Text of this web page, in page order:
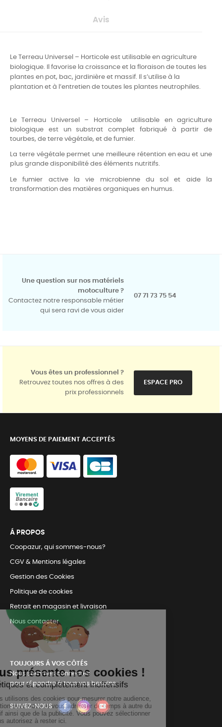
Avis
Le Terreau Universel – Horticole est utilisable en agriculture
biologique. Il favorise la croissance et la floraison de toutes les
plantes en pot, bac, jardinière et massif. Il s’utilise à la
plantation et à l’entretien de toutes les plantes neutrophiles.
Le Terreau Universel – Horticole utilisable en agriculture
biologique est un substrat complet fabriqué à partir de
tourbes, de terre végétale, et de fumier.
La terre végétale permet une meilleure rétention en eau et une
plus grande disponibilité des éléments nutritifs.
Le fumier active la vie microbienne du sol et aide la
transformation des matières organiques en humus.
Une question sur nos matériels
motoculture ?
Contactez notre responsable métier
qui sera ravi de vous aider
07 71 73 75 54
Vous êtes un professionnel ?
Retrouvez toutes nos offres à des
prix professionnels
ESPACE PRO
MOYENS DE PAIEMENT ACCEPTÉS
Á PROPOS
Coopazur, qui sommes-nous?
CGV & Mentions légales
Gestion des Cookies
Politique de cookies
Retrait en magasin et livraison
Nous contacter
TOUJOURS Á VOS CÔTÉS
Nous sommes connectés
pour répondre à tous vos besoins
SUIVEZ-NOUS